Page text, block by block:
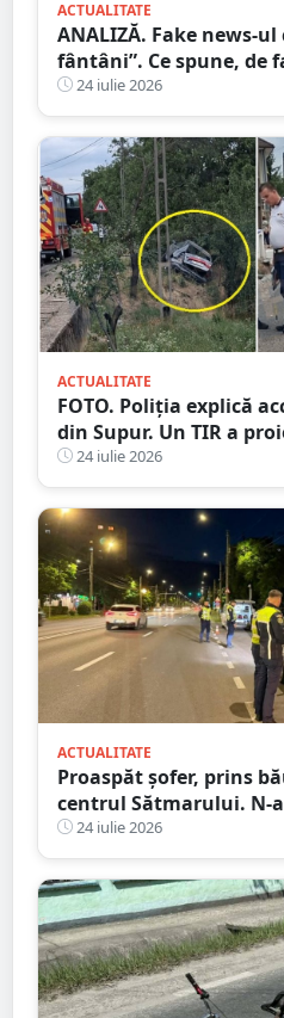
ACTUALITATE
ANALIZĂ. Fake news-
fântâni”. Ce spune, de
unde a pornit
24 iulie 2026
ACTUALITATE
FOTO. Poliția explică
din Supur. Un TIR a
șanț24 iulie 2026
ACTUALITATE
Proaspăt șofer, prins
centrul Sătmarului. N-
călcat pe bec
24 iulie 2026